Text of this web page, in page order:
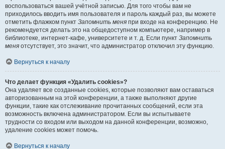
воспользоваться вашей учётной записью. Для того чтобы вам не
приходилось вводить имя пользователя и пароль каждый раз, вы можете
отметить флажком пункт Запомнить меня при входе на конференцию. Не
рекомендуется делать это на общедоступном компьютере, например в
библиотеке, интернет-кафе, университете и т. д. Если пункт Запомнить
меня отсутствует, это значит, что администратор отключил эту функцию.
Вернуться к началу
Что делает функция «Удалить cookies»?
Она удаляет все созданные cookies, которые позволяют вам оставаться
авторизованным на этой конференции, а также выполняют другие
функции, такие как отслеживание прочитанных сообщений, если эта
возможность включена администратором. Если вы испытываете
трудности со входом или выходом на данной конференции, возможно,
удаление cookies может помочь.
Вернуться к началу